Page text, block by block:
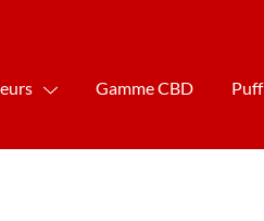
Gamme CBD Puff